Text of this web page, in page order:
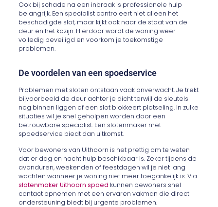
Ook bij schade na een inbraak is professionele hulp
belangrijk. Een specialist controleert niet alleen het
beschadigde slot, maar kijkt ook naar de staat van de
deur en het kozijn. Hierdoor wordt de woning weer
volledig beveiligd en voorkom je toekomstige
problemen.
De voordelen van een spoedservice
Problemen met sloten ontstaan vaak onverwacht. Je trekt
bijvoorbeeld de deur achter je dicht terwijl de sleutels
nog binnen liggen of een slot blokkeert plotseling. In zulke
situaties wil je snel geholpen worden door een
betrouwbare specialist. Een slotenmaker met
spoedservice biedt dan uitkomst.
Voor bewoners van Uithoorn is het prettig om te weten
dat er dag en nacht hulp beschikbaar is. Zeker tijdens de
avonduren, weekenden of feestdagen wil je niet lang
wachten wanneer je woning niet meer toegankelijk is. Via
slotenmaker Uithoorn spoed kunnen bewoners snel
contact opnemen met een ervaren vakman die direct
ondersteuning biedt bij urgente problemen.